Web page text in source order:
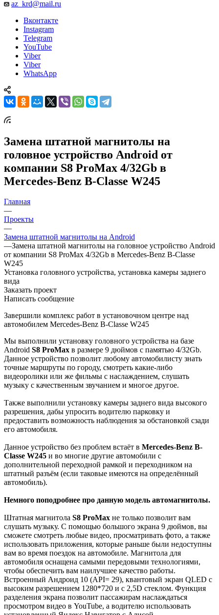
az_krd@mail.ru
Вконтакте
Instagram
Telegram
YouTube
Viber
Viber
WhatsApp
Замена штатной магнитолы на
головное устройство Android от
компании S8 ProMax 4/32Gb в
Mercedes-Benz B-Classe W245
Главная
—
Проекты
—
Замена штатной магнитолы на Android
—Замена штатной магнитолы на головное устройство Android
от компании S8 ProMax 4/32Gb в Mercedes-Benz B-Classe
W245
Установка головного устройства, установка камеры заднего
вида
Заказать проект
Написать сообщение
Завершили комплекс работ в установочном центре над
автомобилем Mercedes-Benz B-Classe W245
Мы выполнили установку головного устройства на базе
Android S8 ProMax в размере 9 дюймов с памятью 4/32Gb.
Данное устройство позволит любому автомобилисту знать
точные маршруты по городу, смотреть какие-либо
видеоролики или же фильмы с наслаждением, слушать
музыку с качественным звучанием и многое другое.
Также выполнили установку камеры заднего вида высокого
разрешения, дабы упросить водителю парковку и
предоставить возможность наблюдения за обстановкой сзади
его автомобиля.
Данное устройство без проблем встаёт в Mercedes-Benz B-
Classe W245 и во многие другие автомобили с
дополнительной переходной рамкой и переходником на
штатный разъём (если таковые имеются на определённый
автомобиль).
Немного поподробнее про данную модель автомагнитолы.
Штатная магнитола S8 ProMax не только позволит вам
слушать музыку. С помощью большого экрана 9 дюймов, вы
сможете смотреть любые видео, просматривать фото, а также
использовать приложения, которые раньше были недоступны
вам во время поездок на автомобиле. Магнитола для
автомобиля оснащена самыми передовыми технологиями,
чтобы обеспечить вам наилучшее качество работы.
Встроенный Андроид 10 (API= 29), квантовый экран QLED с
высоким разрешением 1280*720 и с 2,5D стеклом. Функция
разделения экрана позволит пассажирам наслаждаться
просмотром видео в YouTube, а водителю использовать